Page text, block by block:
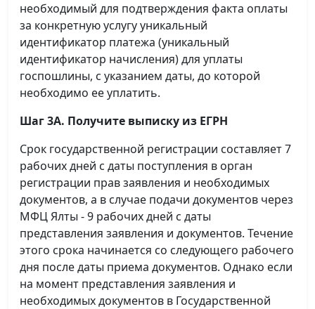
необходимый для подтверждения факта оплаты
за конкретную услугу уникальный
идентификатор платежа (уникальный
идентификатор начисления) для уплаты
госпошлины, с указанием даты, до которой
необходимо ее уплатить.
Шаг 3А. Получите выписку из ЕГРН
Срок государственной регистрации составляет 7
рабочих дней с даты поступления в орган
регистрации прав заявления и необходимых
документов, а в случае подачи документов через
МФЦ Ялты - 9 рабочих дней с даты
представления заявления и документов. Течение
этого срока начинается со следующего рабочего
дня после даты приема документов. Однако если
на момент представления заявления и
необходимых документов в Государственной